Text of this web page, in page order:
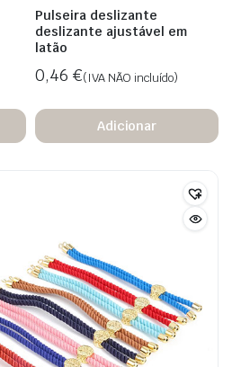
Pulseira deslizante
deslizante ajustável em
latão
0,46 €(IVA NÃO incluído)
Adicionar